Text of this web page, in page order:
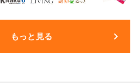
もっと見る keyboard_arrow_right